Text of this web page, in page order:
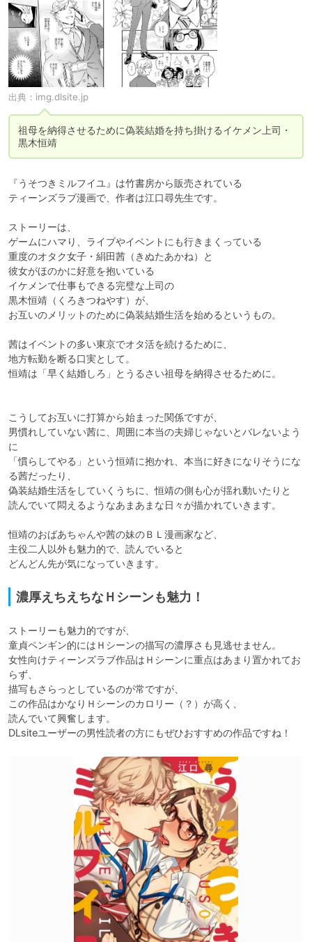
出典： img.dlsite.jp
祖母を納得させるために偽装結婚を持ち掛けるイケメン上司・
黒木恒靖
『うそつきミルフイユ』は竹書房から販売されている
ティーンズラブ漫画で、作者は江口尋先生です。
ストーリーは、
ゲームにハマり、ライブやイベントにも行きまくっている
重度のオタク女子・絹田茜（きぬたあかね）と
彼女がほのかに好意を抱いている
イケメンで仕事もできる完璧な上司の
黒木恒靖（くろきつねやす）が、
お互いのメリットのために偽装結婚生活を始めるというもの。
茜はイベントの多い東京でオタ活を続けるために、
地方転勤を断る口実として。
恒靖は「早く結婚しろ」とうるさい祖母を納得させるために。
こうしてお互いに打算から始まった関係ですが、
男慣れしていない茜に、周囲に本当の夫婦じゃないとバレないよう
に
「慣らしてやる」という恒靖に抱かれ、本当に好きになりそうにな
る茜だったり、
偽装結婚生活をしていくうちに、恒靖の側も心が揺れ動いたりと
読んでいて悶えるようなあまあまな日々が描かれていきます。
恒靖のおばあちゃんや茜の妹のＢＬ漫画家など、
主役二人以外も魅力的で、読んでいると
どんどん先が気になっていきます。
濃厚えちえちなＨシーンも魅力！
ストーリーも魅力的ですが、
童貞ペンギン的にはＨシーンの描写の濃厚さも見逃せません。
女性向けティーンズラブ作品はＨシーンに重点はあまり置かれてお
らず、
描写もさらっとしているのが常ですが、
この作品はかなりＨシーンのカロリー（？）が高く、
読んでいて興奮します。
DLsiteユーザーの男性読者の方にもぜひおすすめの作品ですね！